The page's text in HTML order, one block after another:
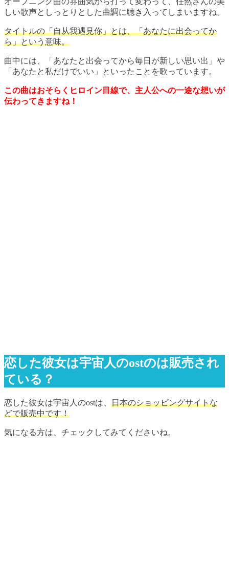
しい歌声としっとりとした曲調に聴き入ってしまいますね。
タイトルの「自从我遇見你」とは、「あなたに出会ってか
ら」という意味。
曲中には、「あなたと出会ってから毎日が新しい思い出」や
「あなたと私だけでいい」といったことを歌っています。
この曲はおそらくヒロイン目線で、主人公への一途な想いが
伝わってきますね！
恋した彼女は宇宙人のostのは販売され
ている？
恋した彼女は宇宙人のostは、 日本のショッピングサイトな
どで販売中です！
気になる方は、チェックしてみてくださいね。